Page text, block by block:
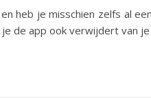
heb je misschien zelfs al
de app ook verwijdert van